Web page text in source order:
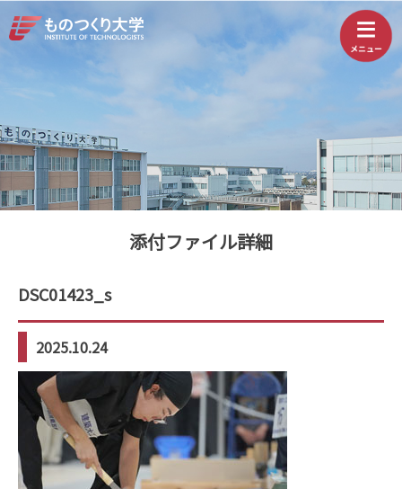
添付ファイル詳細
DSC01423_s
2025.10.24